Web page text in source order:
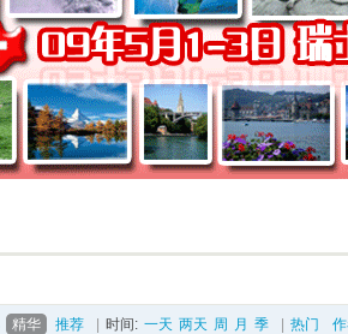
精华 推荐 时间: 一天 两天 周 月 季 热门